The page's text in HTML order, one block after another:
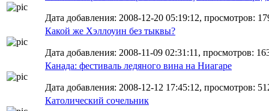
Дата добавления: 2008-12-20 05:19:12, просмотров:
Какой же Хэллоуин без тыквы?
Дата добавления: 2008-11-09 02:31:11, просмотров:
Канада: фестиваль ледяного вина на Ниагаре
Дата добавления: 2008-12-12 17:45:12, просмотров:
Католический сочельник